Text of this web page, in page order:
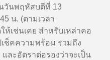
วันพฤหัสบดีที่ 13
น. (ตามเวลา
ห้เช่นเคย สำหรับเหล่าคอ
ช็คความพร้อม รวมถึง
ละอัตราต่อรองว่าจะเป็น